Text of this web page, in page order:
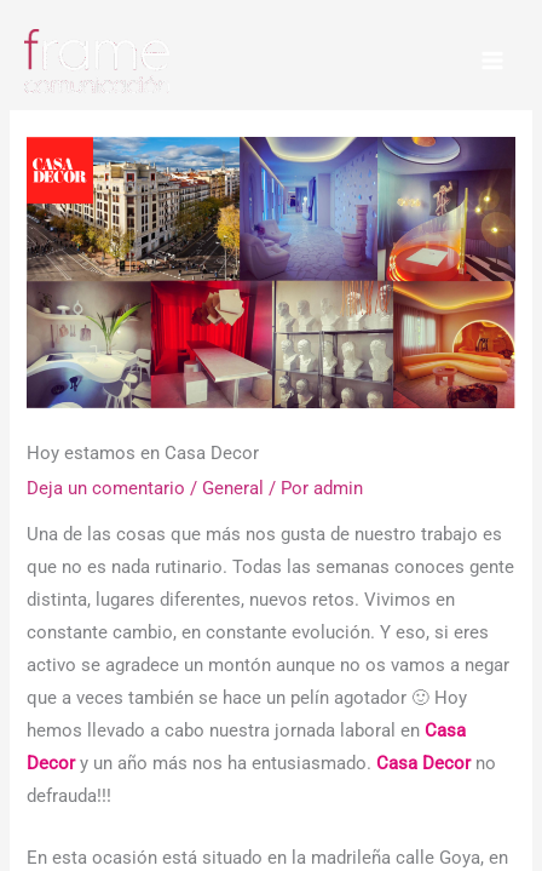
contenido
Hoy estamos en Casa Decor
Deja un comentario / General / Poradmin
Una de las cosas que más nos gusta de nuestro trabajo es
que no es nada rutinario. Todas las semanas conoces gente
distinta, lugares diferentes, nuevos retos. Vivimos en
constante cambio, en constante evolución. Y eso, si eres
activo se agradece un montón aunque no os vamos a negar
que a veces también se hace un pelín agotador 🙂 Hoy
hemos llevado a cabo nuestra jornada laboral enCasa
Decory un año más nos ha entusiasmado.Casa Decorno
defrauda!!!
En esta ocasión está situado en la madrileña calle Goya, en